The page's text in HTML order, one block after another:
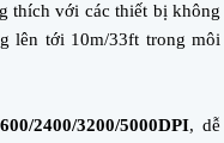
thích với các thiết bị không
lên tới 10m/33ft trong môi
2400/3200/5000DPI, dễ